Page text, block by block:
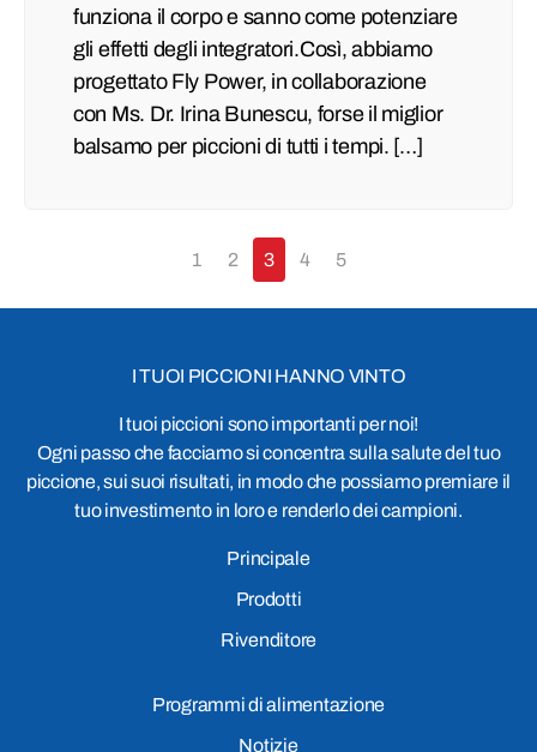
funziona il corpo e sanno come potenziare
gli effetti degli integratori.Così, abbiamo
progettato Fly Power, in collaborazione
con Ms. Dr. Irina Bunescu, forse il miglior
balsamo per piccioni di tutti i tempi. […]
1 2 3 4 5
I TUOI PICCIONI HANNO VINTO
I tuoi piccioni sono importanti per noi!
Ogni passo che facciamo si concentra sulla salute del tuo
piccione, sui suoi risultati, in modo che possiamo premiare il
tuo investimento in loro e renderlo dei campioni.
Principale
Prodotti
Rivenditore
Programmi di alimentazione
Notizie